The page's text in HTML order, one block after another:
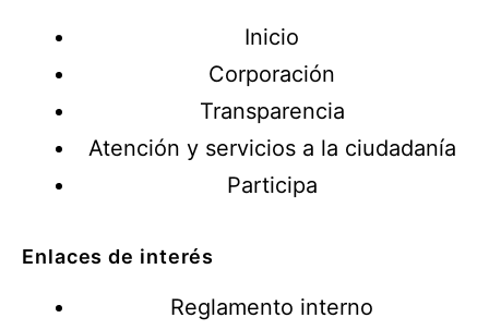
Inicio
Corporación
Transparencia
Atención y servicios a la ciudadanía
Participa
Enlaces de interés
Reglamento interno